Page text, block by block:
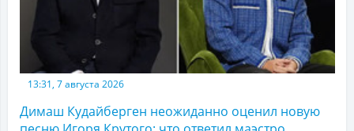
13:31, 7 августа 2026
Димаш Кудайберген неожиданно оценил новую